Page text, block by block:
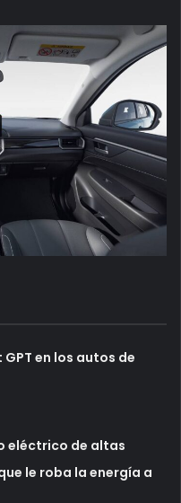
GPT en los autos de
eléctrico de altas
le roba la energía a